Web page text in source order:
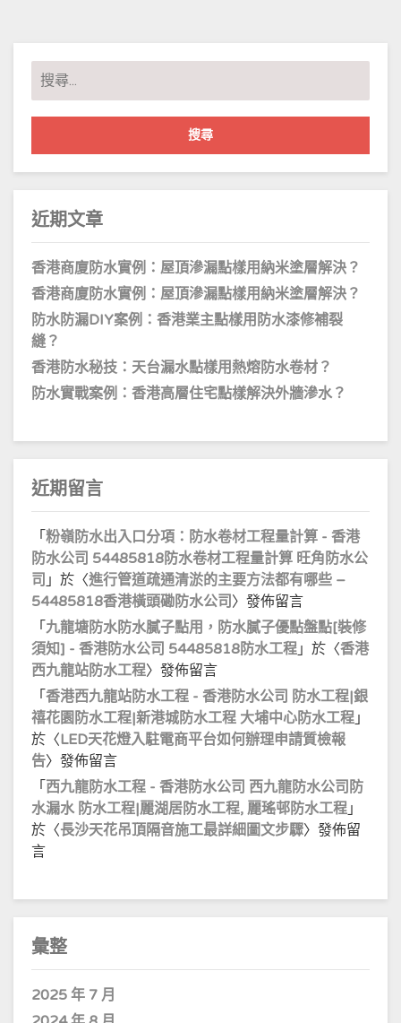
搜
尋
關
字:
近期文章
香港商廈防水實例：屋頂滲漏點樣用納米塗層解決？
香港商廈防水實例：屋頂滲漏點樣用納米塗層解決？
防水防漏DIY案例：香港業主點樣用防水漆修補裂
縫？
香港防水秘技：天台漏水點樣用熱熔防水卷材？
防水實戰案例：香港高層住宅點樣解決外牆滲水？
近期留言
「 粉嶺防水出入口分項：防水卷材工程量計算 - 香港
防水公司 54485818防水卷材工程量計算 旺角防水公
司 」於〈進行管道疏通清淤的主要方法都有哪些 –
54485818香港橫頭磡防水公司 〉發佈留言
「 九龍塘防水防水膩子點用，防水膩子優點盤點[裝修
須知] - 香港防水公司 54485818防水工程 」於〈香港
西九龍站防水工程〉發佈留言
「 香港西九龍站防水工程 - 香港防水公司 防水工程|銀
禧花園防水工程|新港城防水工程 大埔中心防水工程 」
於〈LED天花燈入駐電商平台如何辦理申請質檢報
告〉發佈留言
「 西九龍防水工程 - 香港防水公司 西九龍防水公司防
水漏水 防水工程|麗湖居防水工程, 麗瑤邨防水工程 」
於〈長沙天花吊頂隔音施工最詳細圖文步驟〉發佈留
言
彙整
2025 年 7 月